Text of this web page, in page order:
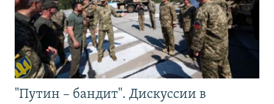
"Путин – бандит". Дискуссии в